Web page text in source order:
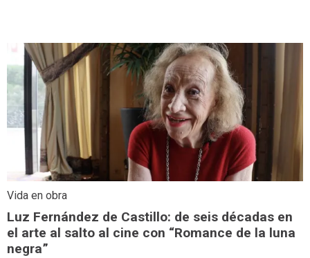
Vida en obra
Luz Fernández de Castillo: de seis décadas en
el arte al salto al cine con “Romance de la luna
negra”